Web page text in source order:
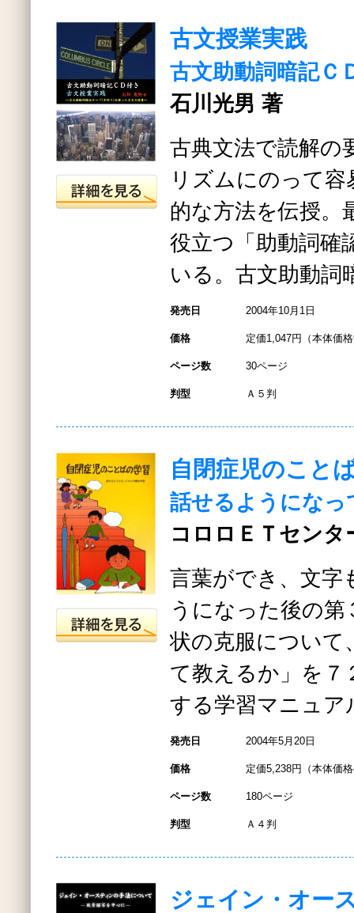
古文授業実践
古文助動詞暗記Ｃ
石川光男 著
古典文法で読解の
リズムにのって
的な方法を伝授。
役立つ「助動詞確
いる。古文助動詞
発売日 2004年10月1日
価格 定価1,047円（本体価
ページ数 30ページ
判型 Ａ５判
自閉症児のこと
話せるようになっ
コロロＥＴセンタ
言葉ができ、文字
うになった後の第
状の克服について
て教えるか」を７
する学習マニュア
発売日 2004年5月20日
価格 定価5,238円（本体価
ページ数 180ページ
判型 Ａ４判
ジェイン・オー